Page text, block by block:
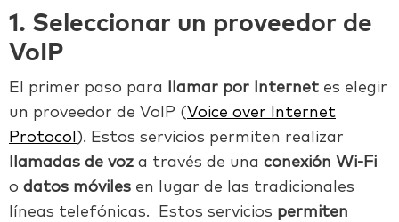
1. Seleccionar un proveedor de
VoIP
El primer paso para llamar por Internet es elegir
un proveedor de VoIP (Voice over Internet
Protocol ). Estos servicios permiten realizar
llamadas de voz a través de una conexión Wi-Fi
o datos móviles en lugar de las tradicionales
líneas telefónicas. Estos servicios permiten